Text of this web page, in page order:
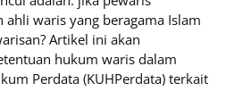
ahli waris yang beragama Islam
Artikel ini akan
hukum waris dalam
Perdata (KUHPerdata) terkait